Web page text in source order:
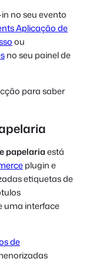
no seu evento
Aplicação de
ou
no seu painel de
para saber
papelariaestá
plugin e
etiquetas de
uma interface
de